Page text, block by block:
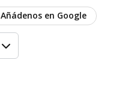
Añádenos en Google